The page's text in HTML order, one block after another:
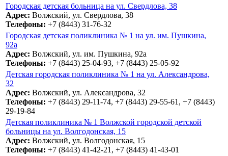
Городская детская больница на ул. Свердлова, 38
Адрес: Волжский, ул. Свердлова, 38
Телефоны: +7 (8443) 31-76-32
Городская детская поликлиника № 1 на ул. им. Пушкина,
92а
Адрес: Волжский, ул. им. Пушкина, 92а
Телефоны: +7 (8443) 25-04-93, +7 (8443) 25-05-92
Детская городская поликлиника № 1 на ул. Александрова,
32
Адрес: Волжский, ул. Александрова, 32
Телефоны: +7 (8443) 29-11-74, +7 (8443) 29-55-61, +7 (8443)
29-19-84
Детская поликлиника № 1 Волжской городской детской
больницы на ул. Волгодонская, 15
Адрес: Волжский, ул. Волгодонская, 15
Телефоны: +7 (8443) 41-42-21, +7 (8443) 41-43-01